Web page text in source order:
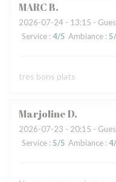
MARCB
2026-07-24 - 13:15 -
Service : 4/5 Ambiance : 5
tres bons plats
MarjolineD
2026-07-23 - 20:15 -
Service : 5/5 Ambiance : 4